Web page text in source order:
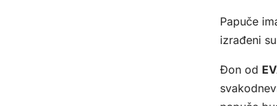
Papuče
izrađeni
Đon od